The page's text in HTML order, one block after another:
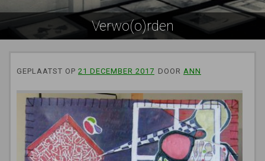
Verwo(o)rden
GEPLAATST OP 21 DECEMBER 2017 DOOR ANN